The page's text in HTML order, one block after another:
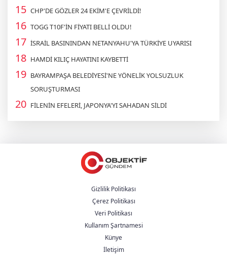
CHP'DE GÖZLER 24 EKİM'E ÇEVRİLDİ!
TOGG T10F'İN FİYATI BELLİ OLDU!
İSRAİL BASININDAN NETANYAHU'YA TÜRKİYE UYARISI
HAMDİ KILIÇ HAYATINI KAYBETTİ
BAYRAMPAŞA BELEDİYESİ'NE YÖNELİK YOLSUZLUK
SORUŞTURMASI
FİLENİN EFELERİ, JAPONYA'YI SAHADAN SİLDİ
Gizlilik Politikası
Çerez Politikası
Veri Politikası
Kullanım Şartnamesi
Künye
İletişim